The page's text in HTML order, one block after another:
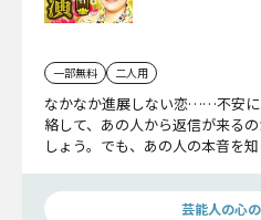
一部無料 二人用
なかなか進展しない恋……不安
絡して、あの人から返信が来る
しょう。でも、あの人の本音を
ます。
芸能人の心